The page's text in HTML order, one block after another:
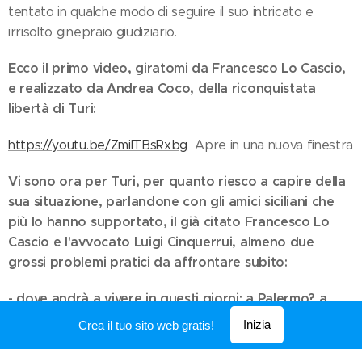
tentato in qualche modo di seguire il suo intricato e
irrisolto ginepraio giudiziario.
Ecco il primo video, giratomi da Francesco Lo Cascio,
e realizzato da Andrea Coco, della riconquistata
libertà di Turi:
https://youtu.be/ZmiITBsRxbg Apre in una nuova finestra
Vi sono ora per Turi, per quanto riesco a capire della
sua situazione, parlandone con gli amici siciliani che
più lo hanno supportato, il già citato Francesco Lo
Cascio e l'avvocato Luigi Cinquerrui, almeno due
grossi problemi pratici da affrontare subito:
- dove andrà a vivere in questi giorni: a Palermo? a
Comiso dalle parti della Verde Vigna? alla Comunità
al presidio di Niscemi o nelle sue
Crea il tuo sito web gratis! Inizia